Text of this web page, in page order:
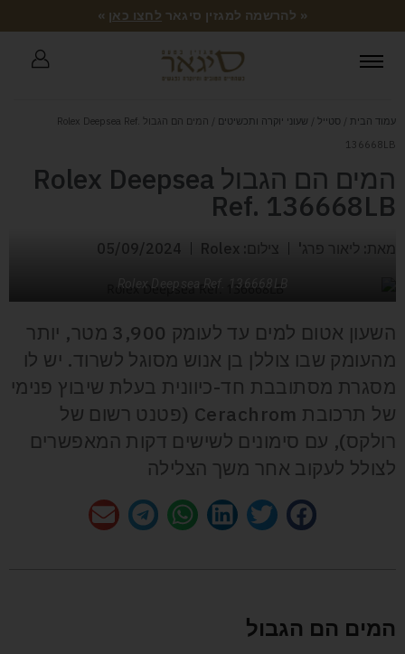
« להרשמה למגזין סיגאר לחצו כאן »
עמוד הבית / סטייל / שעוני יוקרה ותכשיטים
/ המים הם הגבול Rolex Deepsea Ref.
136668LB
המים הם הגבול Rolex Deepsea
Ref. 136668LB
מאת: ליאור פרג' צילום: Rolex 05/09/2024
Rolex Deepsea Ref. 136668LB
השעון אטום למים עד לעומק 3,900 מטר, יותר
מהעומק שבו צוללן בן אנוש מסוגל לשרוד. יש לו
מסגרת מסתובבת חד-כיוונית בעלת שיבוץ פנימי
של תרכובת Cerachrom (פטנט רשום של
רולקס), עם סימונים לשישים דקות המאפשרים
לצולל לעקוב אחר משך הצלילה
המים הם הגבול